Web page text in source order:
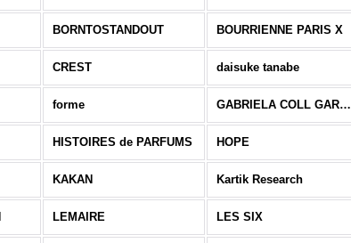
BORNTOSTANDOUT BOURRIENNE PARIS X
CREST daisuke tanabe
forme GABRIELA COLL GARMENTS
HISTOIRES de PARFUMS HOPE
KAKAN Kartik Research
LEMAIRE LES SIX